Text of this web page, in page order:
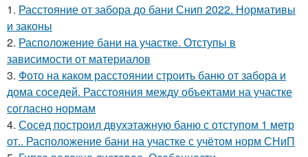
1. Расстояние от забора до бани Снип 2022. Нормативы
и законы
2. Расположение бани на участке. Отступы в
зависимости от материалов
3. Фото на каком расстоянии строить баню от забора и
дома соседей. Расстояния между объектами на участке
согласно нормам
4. Сосед построил двухэтажную баню с отступом 1 метр
от.. Расположение бани на участке с учётом норм СНиП